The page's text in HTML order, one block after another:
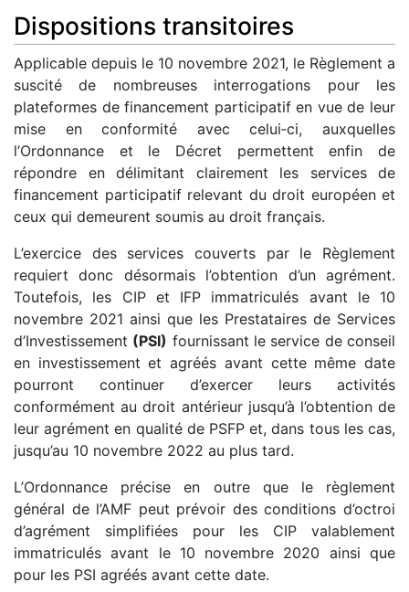
Dispositions transitoires
Applicable depuis le 10 novembre 2021, le Règlement a
suscité de nombreuses interrogations pour les
plateformes de financement participatif en vue de leur
mise en conformité avec celui‑ci, auxquelles
l’Ordonnance et le Décret permettent enfin de
répondre en délimitant clairement les services de
financement participatif relevant du droit européen et
ceux qui demeurent soumis au droit français.
L’exercice des services couverts par le Règlement
requiert donc désormais l’obtention d’un agrément.
Toutefois, les CIP et IFP immatriculés avant le 10
novembre 2021 ainsi que les Prestataires de Services
d’Investissement (PSI) fournissant le service de conseil
en investissement et agréés avant cette même date
pourront continuer d’exercer leurs activités
conformément au droit antérieur jusqu’à l’obtention de
leur agrément en qualité de PSFP et, dans tous les cas,
jusqu’au 10 novembre 2022 au plus tard.
L’Ordonnance précise en outre que le règlement
général de l’AMF peut prévoir des conditions d’octroi
d’agrément simplifiées pour les CIP valablement
immatriculés avant le 10 novembre 2020 ainsi que
pour les PSI agréés avant cette date.